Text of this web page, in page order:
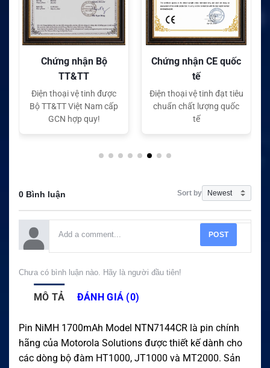
Chứng nhận Bộ
TT&TT
Điện thoại vệ tinh được
Bộ TT&TT Việt Nam cấp
GCN hợp quy!
Chứng nhận CE quốc
tế
Điện thoại vệ tinh đạt tiêu
chuẩn chất lượng quốc
tế
0 Bình luận Sort by
POST
Chưa có bình luận nào. Hãy là người đầu tiên!
MÔ TẢ ĐÁNH GIÁ (0)
Pin NiMH 1700mAh Model NTN7144CR là pin chính
hãng của Motorola Solutions được thiết kế dành cho
các dòng bộ đàm HT1000, JT1000 và MT2000. Sản